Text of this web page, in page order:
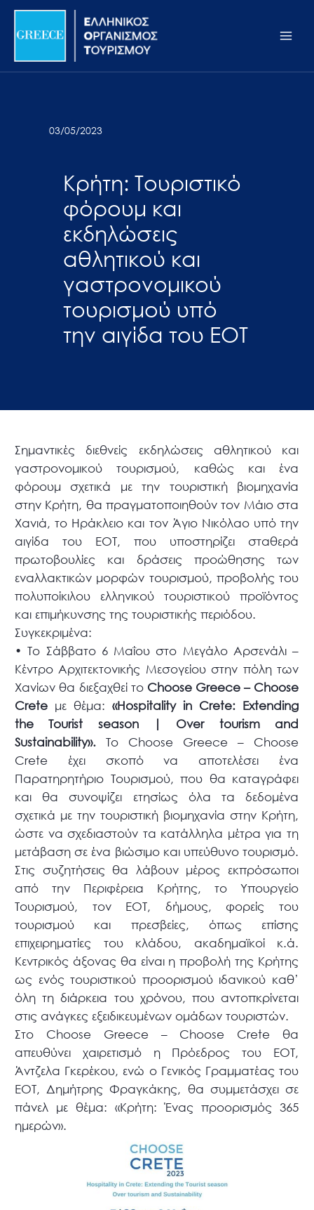
Σημείωση:
ιστότοπος
προσβασιμότητας.
Μετάβαση
περιεχόμενο
03/05/2023
Κρήτη: Τουριστικό
φόρουμ και
εκδηλώσεις
αθλητικού και
γαστρονομικού
τουρισμού υπό
την αιγίδα του ΕΟΤ
Σημαντικές διεθνείς εκδηλώσεις αθλητικού και
γαστρονομικού τουρισμού, καθώς και ένα
φόρουμ σχετικά με την τουριστική βιομηχανία
στην Κρήτη, θα πραγματοποιηθούν τον Μάιο στα
Χανιά, το Ηράκλειο και τον Άγιο Νικόλαο υπό την
αιγίδα του ΕΟΤ, που υποστηρίζει σταθερά
πρωτοβουλίες και δράσεις προώθησης των
εναλλακτικών μορφών τουρισμού, προβολής του
πολυποίκιλου ελληνικού τουριστικού προϊόντος
και επιμήκυνσης της τουριστικής περιόδου.
Συγκεκριμένα:
• Το Σάββατο 6 Μαΐου στο Μεγάλο Αρσενάλι –
Κέντρο Αρχιτεκτονικής Μεσογείου στην πόλη των
Χανίων θα διεξαχθεί το Choose Greece – Choose
Crete με θέμα:«Hospitality in Crete: Extending
the Tourist season | Over tourism and
Sustainability». Το Choose Greece – Choose
Crete έχει σκοπό να αποτελέσει ένα
Παρατηρητήριο Τουρισμού, που θα καταγράφει
και θα συνοψίζει ετησίως όλα τα δεδομένα
σχετικά με την τουριστική βιομηχανία στην Κρήτη,
ώστε να σχεδιαστούν τα κατάλληλα μέτρα για τη
μετάβαση σε ένα βιώσιμο και υπεύθυνο τουρισμό.
Στις συζητήσεις θα λάβουν μέρος εκπρόσωποι
από την Περιφέρεια Κρήτης, το Υπουργείο
Τουρισμού, τον ΕΟΤ, δήμους, φορείς του
τουρισμού και πρεσβείες, όπως επίσης
επιχειρηματίες του κλάδου, ακαδημαϊκοί κ.ά.
Κεντρικός άξονας θα είναι η προβολή της Κρήτης
ως ενός τουριστικού προορισμού ιδανικού καθ’
όλη τη διάρκεια του χρόνου, που αντοπκρίνεται
στις ανάγκες εξειδικευμένων ομάδων τουριστών.
Στο Choose Greece – Choose Crete θα
απευθύνει χαιρετισμό η Πρόεδρος του ΕΟΤ,
Άντζελα Γκερέκου, ενώ ο Γενικός Γραμματέας του
ΕΟΤ, Δημήτρης Φραγκάκης, θα συμμετάσχει σε
πάνελ με θέμα: «Κρήτη: Ένας προορισμός 365
ημερών».